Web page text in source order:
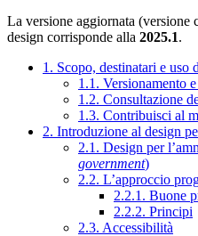
La versione aggiornata (versione
design corrisponde alla 2025.1.
1. Scopo, destinatari e uso
1.1. Versionamento
1.2. Consultazione
1.3. Contribuisci al
2. Introduzione al design
2.1. Design per
government)
2.2. L’approccio
2.2.1. Buone
2.2.2. Principi
2.3. Accessibilità